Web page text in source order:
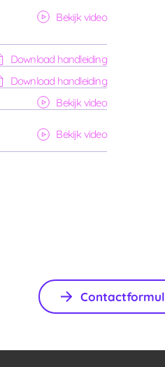
Bekijk video
Download handleiding
Download handleiding
Bekijk video
Bekijk video